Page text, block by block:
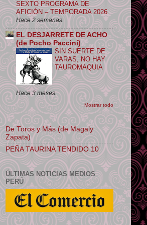
SEXTO PROGRAMA DE
AFICIÓN – TEMPORADA 2026
Hace 2 semanas.
EL DESJARRETE DE ACHO
(de Pocho Paccini)
SIN SUERTE DE
VARAS, NO HAY
TAUROMAQUIA
Hace 3 meses.
Mostrar todo
De Toros y Más (de Magaly
Zapata)
PEÑA TAURINA TENDIDO 10
ÚLTIMAS NOTICIAS MEDIOS
PERÚ